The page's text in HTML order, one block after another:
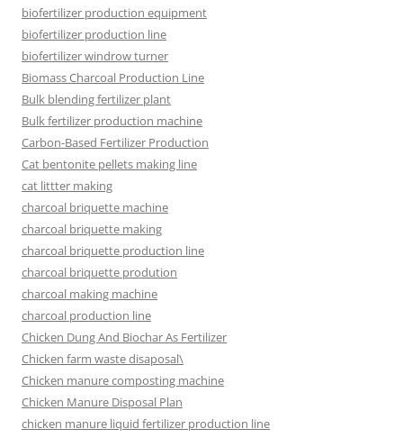
biofertilizer production equipment
biofertilizer production line
biofertilizer windrow turner
Biomass Charcoal Production Line
Bulk blending fertilizer plant
Bulk fertilizer production machine
Carbon-Based Fertilizer Production
Cat bentonite pellets making line
cat littter making
charcoal briquette machine
charcoal briquette making
charcoal briquette production line
charcoal briquette prodution
charcoal making machine
charcoal production line
Chicken Dung And Biochar As Fertilizer
Chicken farm waste disaposal\
Chicken manure composting machine
Chicken Manure Disposal Plan
chicken manure liquid fertilizer production line